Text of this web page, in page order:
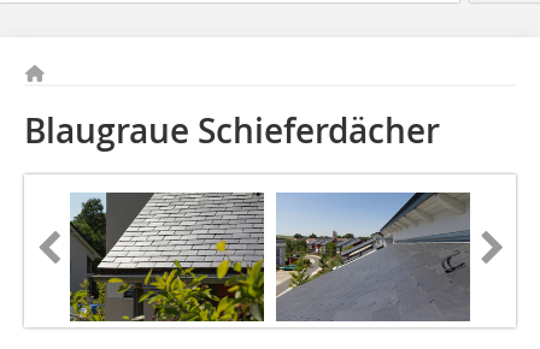
Blaugraue Schieferdächer